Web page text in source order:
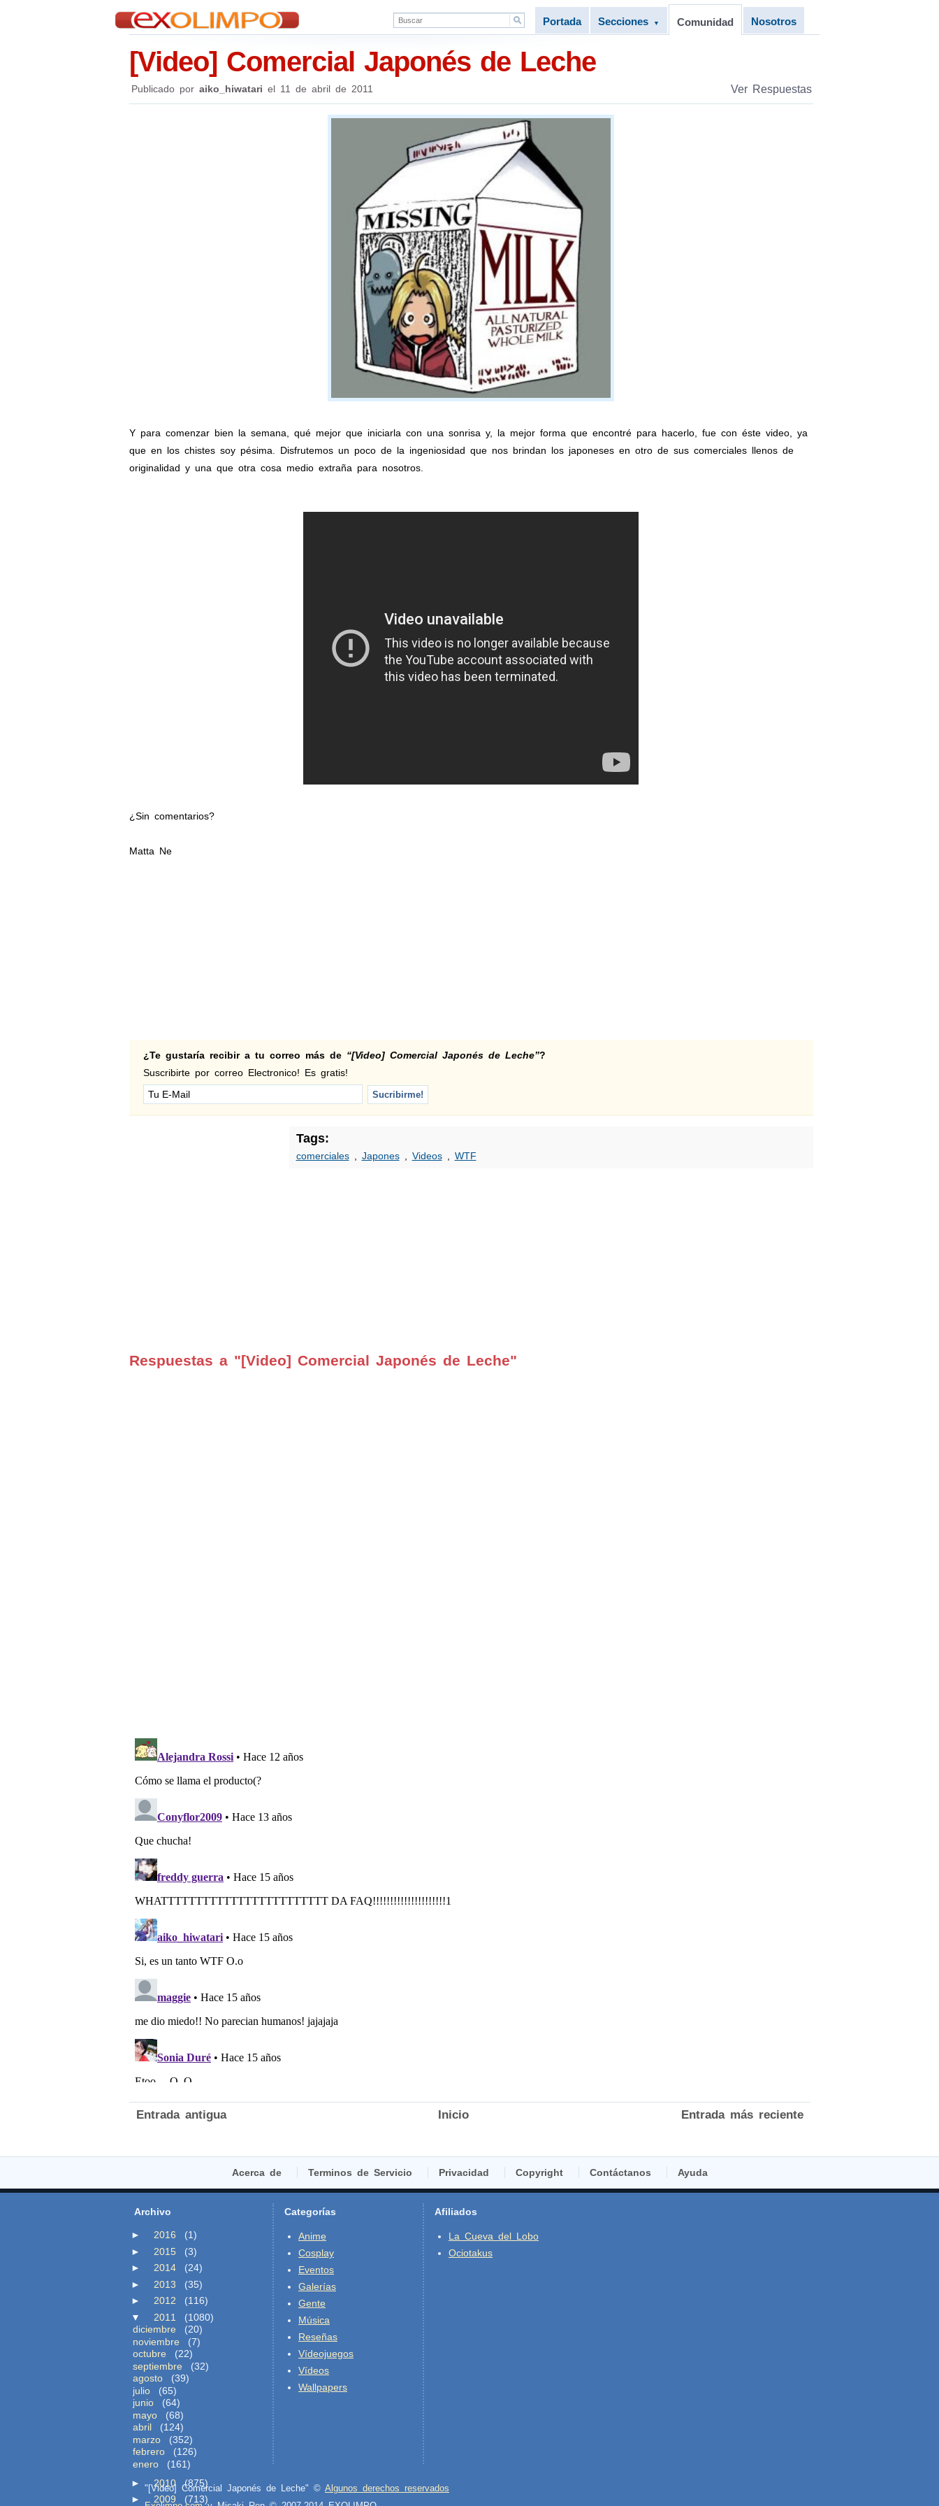
Portada Secciones ▼ Comunidad Nosotros
[Video] Comercial Japonés de Leche
Publicado por aiko_hiwatari el 11 de abril de 2011 Ver Respuestas
Y para comenzar bien la semana, qué mejor que iniciarla con una sonrisa y, la mejor forma que encontré para hacerlo, fue con éste video, ya
que en los chistes soy pésima. Disfrutemos un poco de la ingeniosidad que nos brindan los japoneses en otro de sus comerciales llenos de
originalidad y una que otra cosa medio extraña para nosotros.
¿Sin comentarios?
Matta Ne
¿Te gustaría recibir a tu correo más de “[Video] Comercial Japonés de Leche”?
Suscribirte por correo Electronico! Es gratis!
Tags:
comerciales, Japones, Videos, WTF
Respuestas a "[Video] Comercial Japonés de Leche"
Entrada más reciente
Entrada antigua Inicio
Acerca de Terminos de Servicio Privacidad Copyright Contáctanos Ayuda
Archivo
► 2016
(1)
►
2015
(3)
►
2014
(24)
►
2013
(35)
►
2012
(116)
▼
2011
(1080)
diciembre
(20)
noviembre
(7)
octubre
(22)
septiembre
(32)
agosto
(39)
julio
(65)
junio
(64)
mayo
(68)
abril
(124)
marzo
(352)
febrero
(126)
enero
(161)
► 2010
(875)
►
2009 (713)
Categorías
Anime
Cosplay
Eventos
Galerías
Gente
Música
Reseñas
Vídeojuegos
Vídeos
Wallpapers
Afiliados
La Cueva del Lobo
Ociotakus
"[Video] Comercial Japonés de Leche" © Algunos derechos reservados